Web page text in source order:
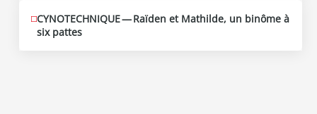
CYNOTECHNIQUE — Raïden et Mathilde, un binôme à
six pattes